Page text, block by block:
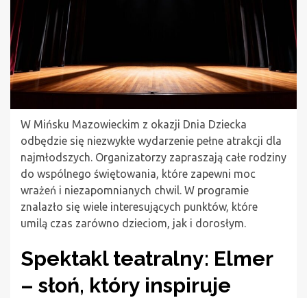
W Mińsku Mazowieckim z okazji Dnia Dziecka
odbędzie się niezwykłe wydarzenie pełne atrakcji dla
najmłodszych. Organizatorzy zapraszają całe rodziny
do wspólnego świętowania, które zapewni moc
wrażeń i niezapomnianych chwil. W programie
znalazło się wiele interesujących punktów, które
umilą czas zarówno dzieciom, jak i dorosłym.
Spektakl teatralny: Elmer
– słoń, który inspiruje